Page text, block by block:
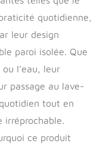
quotidienne,
leur design
paroi isolée. Que
l’eau, leur
passage au lave-
tout en
irréprochable.
ce produit